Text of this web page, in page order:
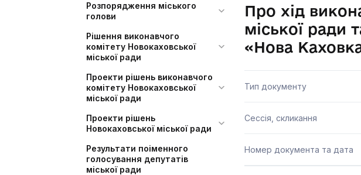
Розпорядження міського
голови
Рішення виконавчого
комітету Новокаховської
міської ради
Проекти рішень виконавчого
комітету Новокаховської
міської ради
Проекти рішень
Новокаховської міської ради
Результати поіменного
голосування депутатів
міської ради
Про хід
міської ради
«Нова
Тип документу
Сессія, скликання
Номер документа та дата